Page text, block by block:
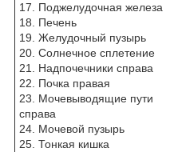
17. Поджелудочная железа
18. Печень
19. Желудочный пузырь
20. Солнечное сплетение
21. Надпочечники справа
22. Почка правая
23. Мочевыводящие пути
справа
24. Мочевой пузырь
25. Тонкая кишка